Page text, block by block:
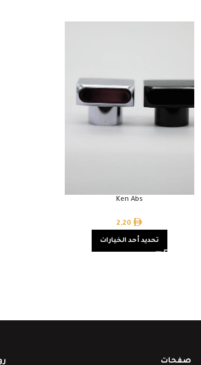
Ken Abs
2,20
تحديد أحد الخيارات
صفحات